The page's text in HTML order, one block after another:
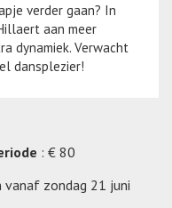
verder gaan? In
aan meer
dynamiek. Verwacht
dansplezier!
: € 80
vanaf zondag 21 juni